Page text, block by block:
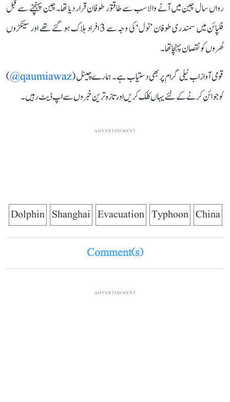
رواں سال چین میں آنے والا سب سے طاقتور طوفان قرار دیا تھا۔ چین پہنچنے سے قبل
فلپائن میں سمندری طوفان ’نول‘ کی وجہ سے 3 افراد ہلاک ہو گئے تھے اور سینکڑوں
گھروں کو نقصان پہنچا تھا۔
قومی آواز اب ٹیلی گرام پر بھی دستیاب ہے۔ ہمارے چینل (qaumiawaz@
)
کو جوائن کرنے کے لئے یہاں کلک کریں اور تازہ ترین خبروں سے اپ ڈیٹ رہیں۔
ADVERTISEMENT
China
Typhoon
Evacuation
Shanghai
Dolphin
Comment(s)
ADVERTISEMENT